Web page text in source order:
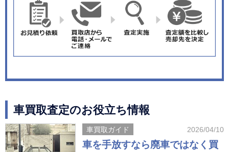
車買取査定のお役立ち情報
車買取ガイド 2026/04/10
車を手放すなら廃車ではなく買